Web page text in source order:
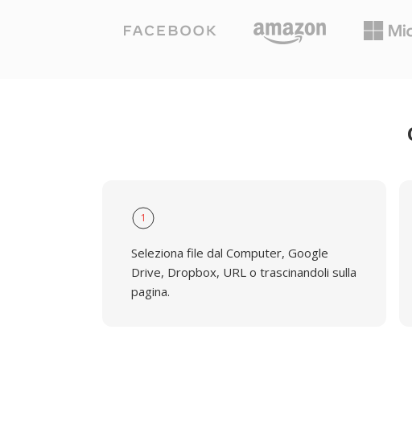
1
Seleziona file dal Computer, Google
Drive, Dropbox, URL o trascinandoli sulla
pagina.